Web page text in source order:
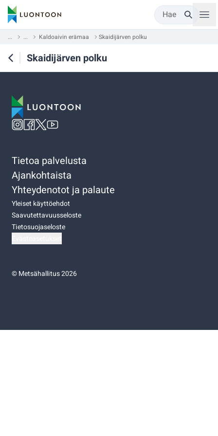
Hae
... ... Kaldoaivin erämaa Skaidijärven polku
Skaidijärven polku
Tietoa palvelusta
Ajankohtaista
Yhteydenotot ja palaute
Yleiset käyttöehdot
Saavutettavuusseloste
Tietosuojaseloste
©Metsähallitus 2026